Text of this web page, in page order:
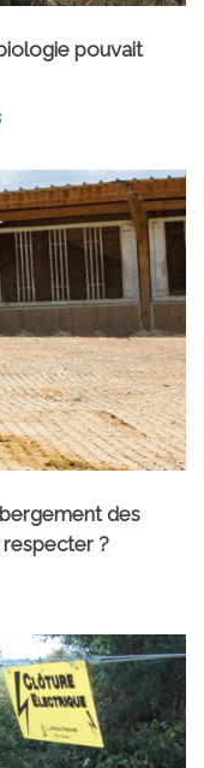
pouvait
des
respecter ?